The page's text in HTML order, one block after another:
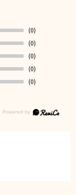
(0)
(0)
(0)
(0)
(0)